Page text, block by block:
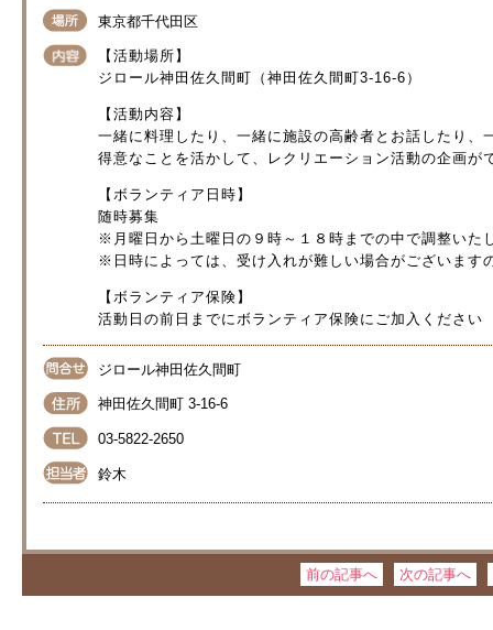
東京都千代田区
【活動場所】
ジロール神田佐久間町（神田佐久間町3-16-6）
【活動内容】
一緒に料理したり、一緒に施設の高齢者とお話したり、
得意なことを活かして、レクリエーション活動の企画が
【ボランティア日時】
随時募集
※月曜日から土曜日の９時～１８時までの中で調整いた
※日時によっては、受け入れが難しい場合がございます
【ボランティア保険】
活動日の前日までにボランティア保険にご加入ください
ジロール神田佐久間町
神田佐久間町 3-16-6
03-5822-2650
鈴木
前の記事へ 次の記事へ